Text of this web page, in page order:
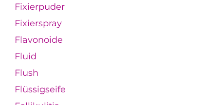
Fixierpuder
Fixierspray
Flavonoide
Fluid
Flush
Flüssigseife